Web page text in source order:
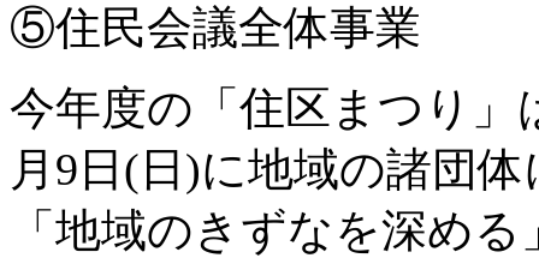
⑤住民会議全体事業
今年度の「住区まつり」
月9日(日)に地域の諸団
「地域のきずなを深め